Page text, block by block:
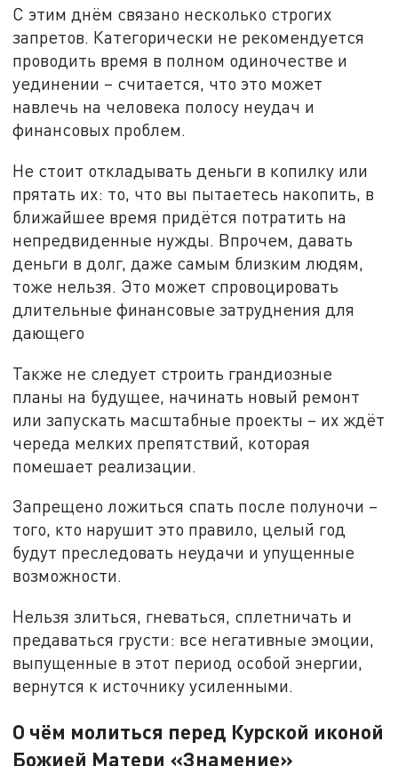
С этим днём связано несколько строгих
запретов. Категорически не рекомендуется
проводить время в полном одиночестве и
уединении – считается, что это может
навлечь на человека полосу неудач и
финансовых проблем.
Не стоит откладывать деньги в копилку или
прятать их: то, что вы пытаетесь накопить, в
ближайшее время придётся потратить на
непредвиденные нужды. Впрочем, давать
деньги в долг, даже самым близким людям,
тоже нельзя. Это может спровоцировать
длительные финансовые затруднения для
дающего
Также не следует строить грандиозные
планы на будущее, начинать новый ремонт
или запускать масштабные проекты – их ждёт
череда мелких препятствий, которая
помешает реализации.
Запрещено ложиться спать после полуночи –
того, кто нарушит это правило, целый год
будут преследовать неудачи и упущенные
возможности.
Нельзя злиться, гневаться, сплетничать и
предаваться грусти: все негативные эмоции,
выпущенные в этот период особой энергии,
вернутся к источнику усиленными.
О чём молиться перед Курской иконой
Божией Матери «Знамение»